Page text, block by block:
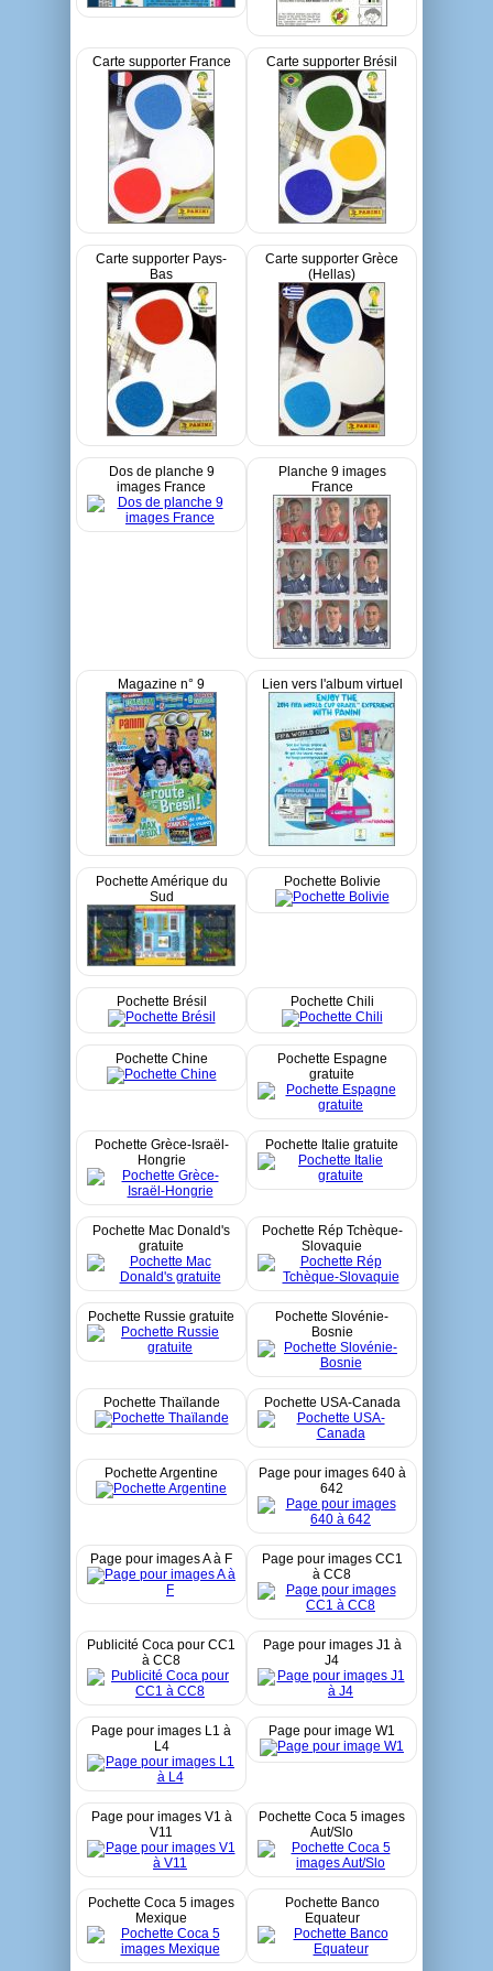
Carte supporter France Carte supporter Brésil
Carte supporter Pays-
Bas
Carte supporter Grèce
(Hellas)
Dos de planche 9
images France
Planche 9 images
France
Magazine n° 9 Lien vers l'album virtuel
Pochette Amérique du
Sud
Pochette Bolivie
Pochette Brésil Pochette Chili
Pochette Chine
Pochette Espagne
gratuite
Pochette Grèce-Israël-
Hongrie
Pochette Italie gratuite
Pochette Mac Donald's
gratuite
Pochette Rép Tchèque-
Slovaquie
Pochette Russie gratuite
Pochette Slovénie-
Bosnie
Pochette Thaïlande Pochette USA-Canada
Pochette Argentine
Page pour images 640 à
642
Page pour images A à F
Page pour images CC1
à CC8
Publicité Coca pour CC1
à CC8
Page pour images J1 à
J4
Page pour images L1 à
L4
Page pour image W1
Page pour images V1 à
V11
Pochette Coca 5 images
Aut/Slo
Pochette Coca 5 images
Mexique
Pochette Banco
Equateur